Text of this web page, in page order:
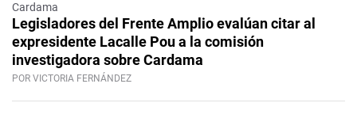
Cardama
Legisladores del Frente Amplio evalúan citar al
expresidente Lacalle Pou a la comisión
investigadora sobre Cardama
POR VICTORIA FERNÁNDEZ